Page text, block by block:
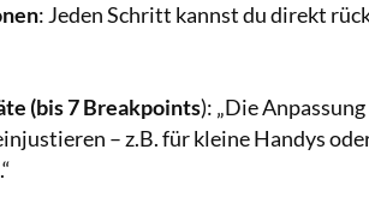
: Jeden Schritt kannst du direkt
(bis 7 Breakpoints): „Die
– z.B. für kleine Handys